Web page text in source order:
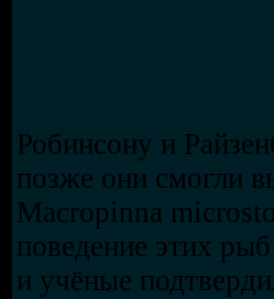
Робинсону и
позже они смогли
Macropinna
поведение этих
и учёные